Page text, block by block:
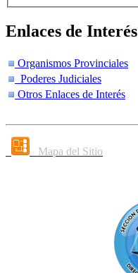
Enlaces de Interés
Organismos Provinciales
Poderes Judiciales
Otros Enlaces de Interés
Mapa del Sitio